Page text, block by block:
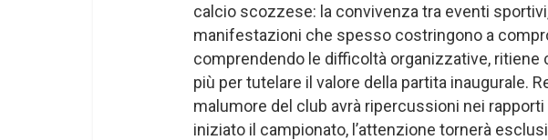
calcio scozzese: la convivenza tra eventi
manifestazioni che spesso costringono a
comprendendo le difficoltà organizzative, ritiene
più per tutelare il valore della partita inaugurale.
malumore del club avrà ripercussioni nei rapporti
iniziato il campionato, l’attenzione tornerà